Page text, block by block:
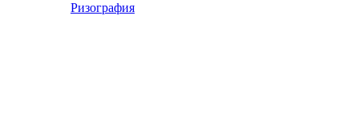
Ризография